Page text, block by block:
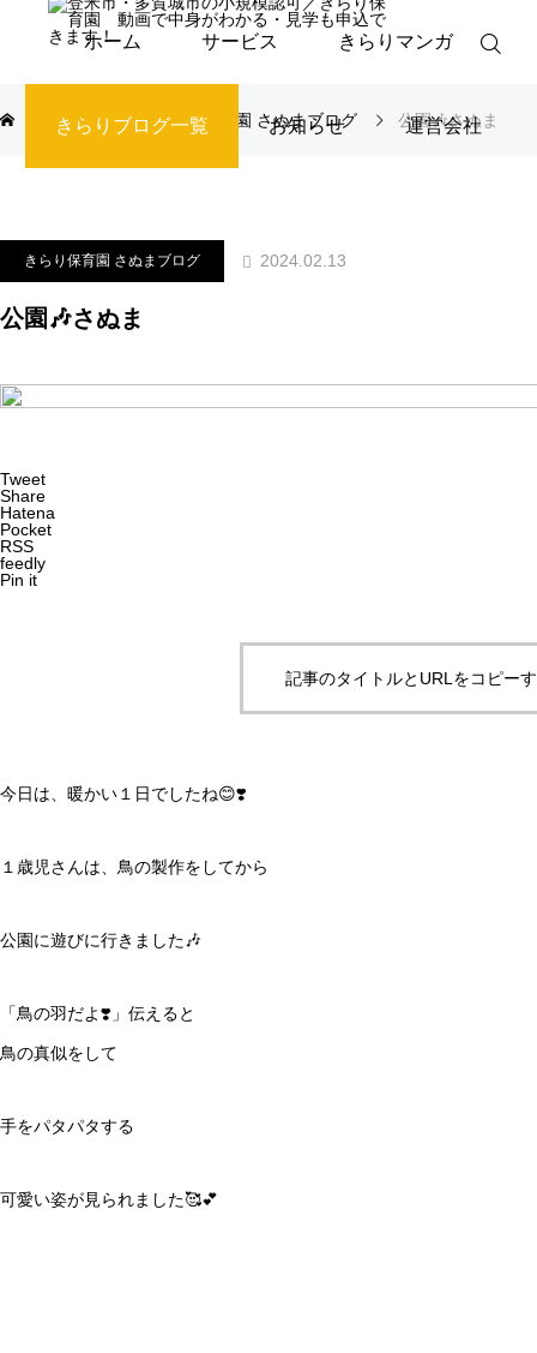
ホーム サービス きらりマンガ
きらりブログ一覧 お知らせ 運営会社
ブログ きらり保育園 さぬまブログ 公園🎶さぬま
きらり保育園 さぬまブログ 2024.02.13
公園🎶さぬま
Tweet
Share
Hatena
Pocket
RSS
feedly
Pin it
記事のタイトルとURLをコピー
今日は、暖かい１日でしたね😊❣️
１歳児さんは、鳥の製作をしてから
公園に遊びに行きました🎶
「鳥の羽だよ❣️」伝えると
鳥の真似をして
手をパタパタする
可愛い姿が見られました🥰💕